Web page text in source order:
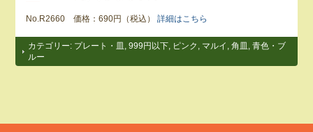
No.R2660 価格：690円（税込）詳細はこちら
カテゴリー: プレート・皿 ,999円以下 ピンク マルイ ,角皿 ,青色・ブ
ルー